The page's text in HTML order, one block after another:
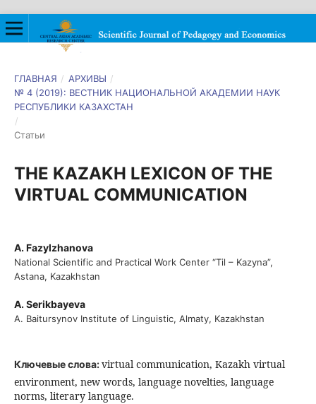
ГЛАВНАЯ / АРХИВЫ /
№ 4 (2019): ВЕСТНИК НАЦИОНАЛЬНОЙ АКАДЕМИИ НАУК
РЕСПУБЛИКИ КАЗАХСТАН
/
Статьи
THE KAZAKH LEXICON OF THE
VIRTUAL COMMUNICATION
A. Fazylzhanova
National Scientific and Practical Work Center “Til – Kazyna”,
Astana, Kazakhstan
A. Serikbaуeva
A. Baitursynov Institute of Linguistic, Almaty, Kazakhstan
Ключевые слова:virtual communication, Kazakh virtual
environment, new words, language novelties, language
norms, literary language.